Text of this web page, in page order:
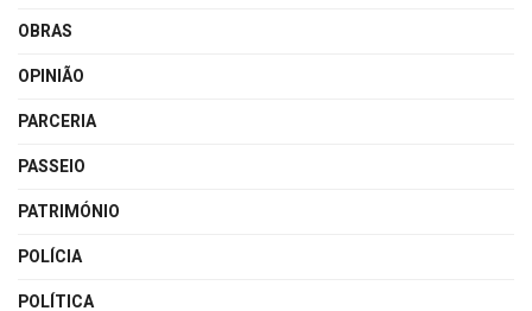
OBRAS
OPINIÃO
PARCERIA
PASSEIO
PATRIMÓNIO
POLÍCIA
POLÍTICA